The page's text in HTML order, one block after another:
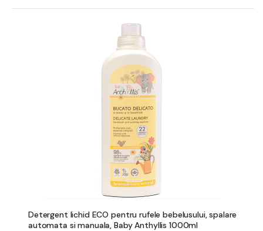
Detergent lichid ECO pentru rufele bebelusului, spalare
automata si manuala, Baby Anthyllis 1000ml